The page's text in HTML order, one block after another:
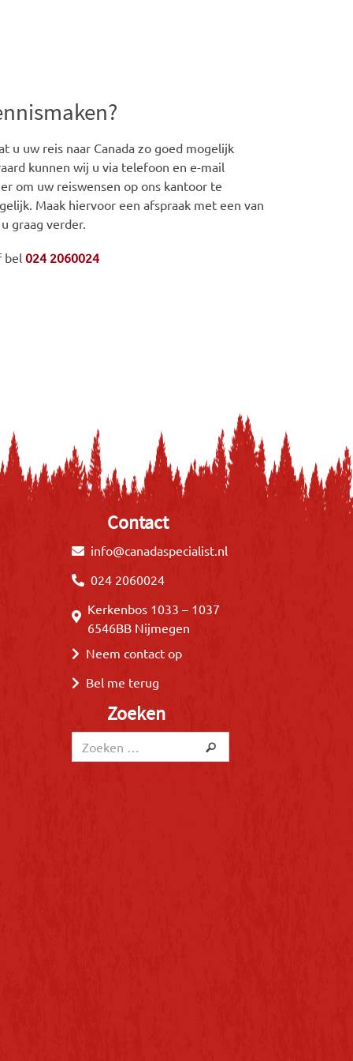
u uw reis naar Canada zo goed mogelijk
kunnen wij u via telefoon en e-mail
om uw reiswensen op ons kantoor te
Maak hiervoor een afspraak met een van
graag verder.
bel 024 2060024
Contact
info@canadaspecialist.nl
024 2060024
Kerkenbos 1033 – 1037
6546BB Nijmegen
Neem contact op
Bel me terug
Zoeken